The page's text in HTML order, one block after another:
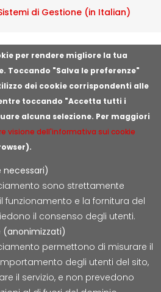
per rendere migliore la tua
Toccando "Salva le preferenze"
dei cookie corrispondenti alle
toccando "Accetta tutti i
alcuna selezione. Per maggiori
visione dell'informativa sui cookie
sono strettamente
funzionamento e la fornitura del
il consenso degli utenti.
(anonimizzati)
permettono di misurare il
degli utenti del sito,
il servizio, e non prevedono
di Gestione (in Italian)
o irregolarità
S.c.p.A.
15, 40128 Bologna
segreteria@lepida.it
i.v. ad oggi € 69.881.000,00
CF 02770891204